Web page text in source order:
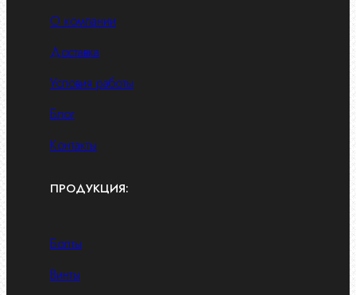
О компании
Доставка
Условия работы
Блог
Контакты
ПРОДУКЦИЯ:
Болты
Винты